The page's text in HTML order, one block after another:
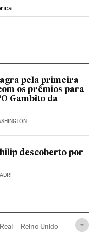
Facebook
pela primeira
os prêmios para
Gambito da
descoberto por
Reino Unido